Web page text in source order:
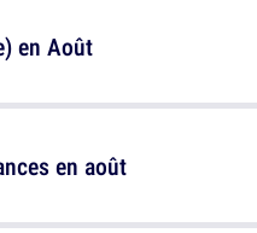
en août
en Août